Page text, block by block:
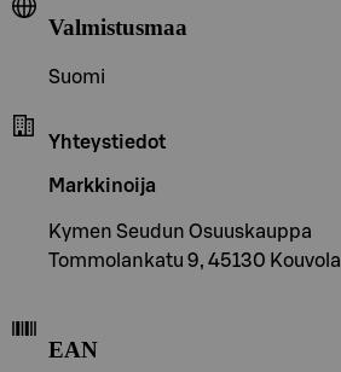
Valmistusmaa
Suomi
Yhteystiedot
Markkinoija
Kymen Seudun Osuuskauppa
Tommolankatu 9, 45130 Kouvola
EAN